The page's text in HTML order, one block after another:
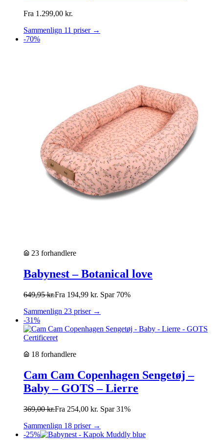
Fra 1.299,00 kr.
Sammenlign 11 priser →
-70%
23 forhandlere
Babynest – Botanical love
649,95kr.Fra 194,99 kr. Spar 70%
Sammenlign 23 priser →
-31%
18 forhandlere
Cam Cam Copenhagen Sengetøj –
Baby – GOTS – Lierre
369,00kr.Fra 254,00 kr. Spar 31%
Sammenlign 18 priser →
-25%